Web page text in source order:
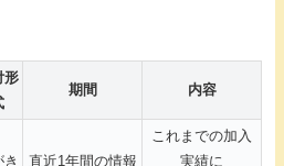
形
期間 内容
き 直近1年間の情報
これまでの加入
実績に